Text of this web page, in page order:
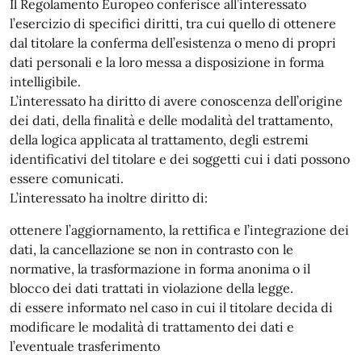
Il Regolamento Europeo conferisce all’interessato
l’esercizio di specifici diritti, tra cui quello di ottenere
dal titolare la conferma dell’esistenza o meno di propri
dati personali e la loro messa a disposizione in forma
intelligibile.
L’interessato ha diritto di avere conoscenza dell’origine
dei dati, della finalità e delle modalità del trattamento,
della logica applicata al trattamento, degli estremi
identificativi del titolare e dei soggetti cui i dati possono
essere comunicati.
L’interessato ha inoltre diritto di:
ottenere l’aggiornamento, la rettifica e l’integrazione dei
dati, la cancellazione se non in contrasto con le
normative, la trasformazione in forma anonima o il
blocco dei dati trattati in violazione della legge.
di essere informato nel caso in cui il titolare decida di
modificare le modalità di trattamento dei dati e
l’eventuale trasferimento